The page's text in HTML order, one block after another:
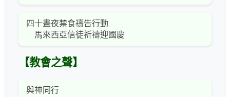
四十晝夜禁食禱告行動
馬來西亞信徒祈禱迎國慶
【教會之聲】
與神同行